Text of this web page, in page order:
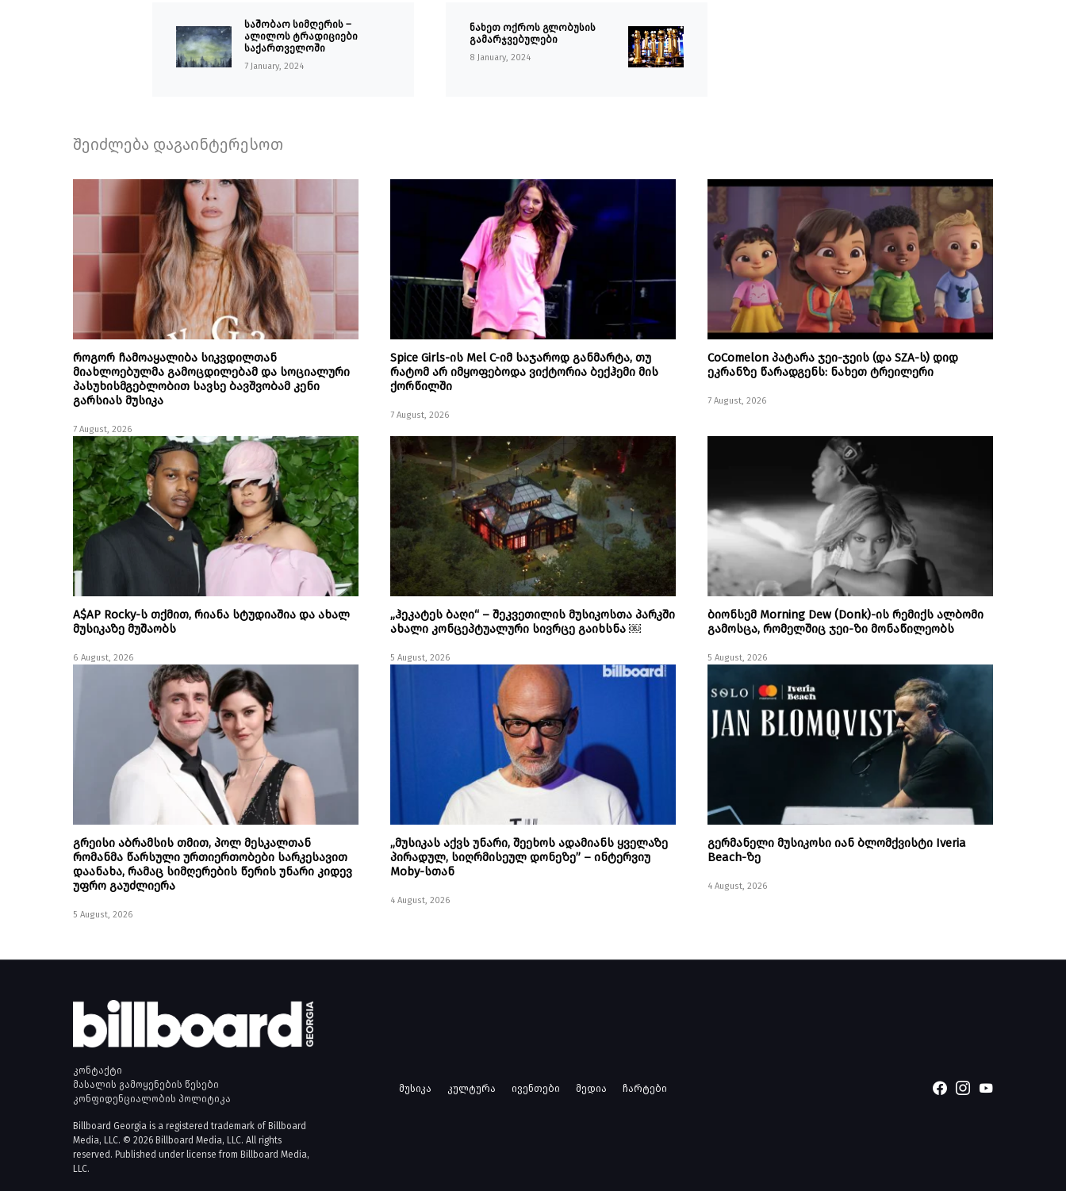
საშობაო სიმღერის –
ალილოს ტრადიციები
საქართველოში
7 January, 2024
ნახეთ ოქროს გლობუსის
გამარჯვებულები
8 January, 2024
შეიძლება დაგაინტერესოთ
როგორ ჩამოაყალიბა სიკვდილთან
მიახლოებულმა გამოცდილებამ და სოციალური
პასუხისმგებლობით სავსე ბავშვობამ კენი
გარსიას მუსიკა
7 August, 2026
Spice Girls-ის Mel C-იმ საჯაროდ განმარტა, თუ
რატომ არ იმყოფებოდა ვიქტორია ბექჰემი მის
ქორწილში
7 August, 2026
CoComelon პატარა ჯეი-ჯეის (და SZA-ს) დიდ
ეკრანზე წარადგენს: ნახეთ ტრეილერი
7 August, 2026
A$AP Rocky-ს თქმით, რიანა სტუდიაშია და ახალ
მუსიკაზე მუშაობს
6 August, 2026
„ჰეკატეს ბაღი“ – შეკვეთილის მუსიკოსთა პარკში
ახალი კონცეპტუალური სივრცე გაიხსნა ￼
5 August, 2026
ბიონსემ Morning Dew (Donk)-ის რემიქს ალბომი
გამოსცა, რომელშიც ჯეი-ზი მონაწილეობს
5 August, 2026
გრეისი აბრამსის თმით, პოლ მესკალთან
რომანმა წარსული ურთიერთობები სარკესავით
დაანახა, რამაც სიმღერების წერის უნარი კიდევ
უფრო გაუძლიერა
5 August, 2026
„მუსიკას აქვს უნარი, შეეხოს ადამიანს ყველაზე
პირადულ, სიღრმისეულ დონეზე” – ინტერვიუ
Moby-სთან
4 August, 2026
გერმანელი მუსიკოსი იან ბლომქვისტი Iveria
Beach-ზე
4 August, 2026
კონტაქტი
მასალის გამოყენების წესები
კონფიდენციალობის პოლიტიკა
Billboard Georgia is a registered trademark of Billboard
Media, LLC. © 2026 Billboard Media, LLC. All rights
reserved. Published under license from Billboard Media,
LLC.
მუსიკა კულტურა ივენთები მედია ჩარტები